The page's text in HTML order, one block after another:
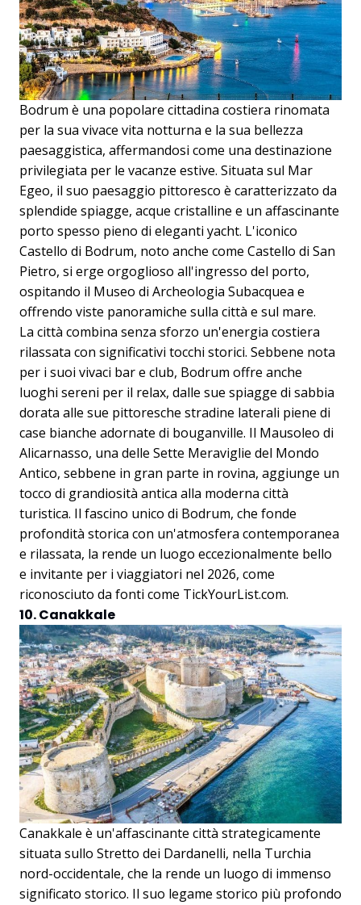
Bodrum è una popolare cittadina costiera rinomata
per la sua vivace vita notturna e la sua bellezza
paesaggistica, affermandosi come una destinazione
privilegiata per le vacanze estive. Situata sul Mar
Egeo, il suo paesaggio pittoresco è caratterizzato da
splendide spiagge, acque cristalline e un affascinante
porto spesso pieno di eleganti yacht. L'iconico
Castello di Bodrum, noto anche come Castello di San
Pietro, si erge orgoglioso all'ingresso del porto,
ospitando il Museo di Archeologia Subacquea e
offrendo viste panoramiche sulla città e sul mare.
La città combina senza sforzo un'energia costiera
rilassata con significativi tocchi storici. Sebbene nota
per i suoi vivaci bar e club, Bodrum offre anche
luoghi sereni per il relax, dalle sue spiagge di sabbia
dorata alle sue pittoresche stradine laterali piene di
case bianche adornate di bouganville. Il Mausoleo di
Alicarnasso, una delle Sette Meraviglie del Mondo
Antico, sebbene in gran parte in rovina, aggiunge un
tocco di grandiosità antica alla moderna città
turistica. Il fascino unico di Bodrum, che fonde
profondità storica con un'atmosfera contemporanea
e rilassata, la rende un luogo eccezionalmente bello
e invitante per i viaggiatori nel 2026, come
riconosciuto da fonti come TickYourList.com.
10. Canakkale
Canakkale è un'affascinante città strategicamente
situata sullo Stretto dei Dardanelli, nella Turchia
nord-occidentale, che la rende un luogo di immenso
significato storico. Il suo legame storico più profondo